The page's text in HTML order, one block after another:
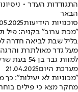
התגודדות העדר •
הבאר
סוכנויות הידיעות
"מכת ערוב" בקניה: פיל
בליל שבת לביאה חדרה
למוות גבר בן 54 בעת שרעה את עדר הבקר שלו ביער במחוז ניירי
מערכת היום21.04.2025
"מכוניות לא יעילות": כך
מחקר מצא כי פילים